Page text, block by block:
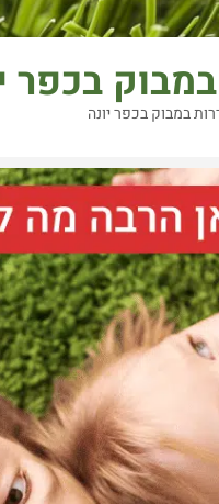
בכפר
במבוק בכפר יונה